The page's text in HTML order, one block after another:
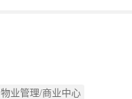
物业管理/商业中心